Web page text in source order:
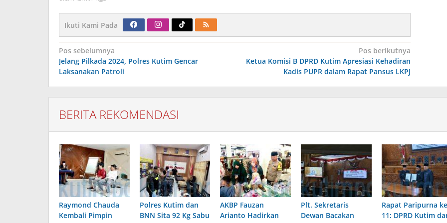
Ikuti Kami Pada
Navigasi
pos
Pos sebelumnya
Jelang Pilkada 2024, Polres Kutim Gencar
Laksanakan Patroli
Pos berikutnya
Ketua Komisi B DPRD Kutim Apresiasi Kehadiran
Kadis PUPR dalam Rapat Pansus LKPJ
BERITA REKOMENDASI
Raymond Chauda
Kembali Pimpin
Polres Kutim dan
BNN Sita 92 Kg Sabu
AKBP Fauzan
Arianto Hadirkan
Plt. Sekretaris
Dewan Bacakan
Rapat Paripurna
11: DPRD Kutim